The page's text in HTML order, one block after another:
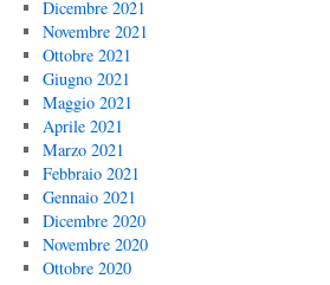
Dicembre 2021
Novembre 2021
Ottobre 2021
Giugno 2021
Maggio 2021
Aprile 2021
Marzo 2021
Febbraio 2021
Gennaio 2021
Dicembre 2020
Novembre 2020
Ottobre 2020